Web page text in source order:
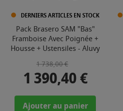
DERNIERS ARTICLES EN STOCK
Pack Brasero SAM "Bas"
Framboise Avec Poignée +
Housse + Ustensiles - Aluvy
Prix de base
1 738,00 €
1 390,40 €
Ajouter au panier